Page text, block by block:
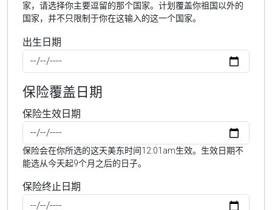
家，请选择你主要逗留的那个国家。计划覆盖你祖国以外的
国家，并不只限制于你在这输入的这一个国家。
出生日期
保险覆盖日期
保险生效日期
保险会在你所选的这天美东时间12:01am生效。生效日期不
能选从今天起9个月之后的日子。
保险终止日期